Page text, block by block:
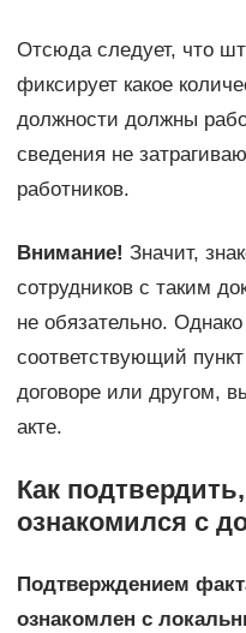
Отсюда следует, что
фиксирует какое
должности должны
сведения не
работников.
Внимание! Значит,
сотрудников с таким
не обязательно.
соответствующий
договоре или другом,
акте.
Как
ознакомился с
Подтверждением
ознакомлен с